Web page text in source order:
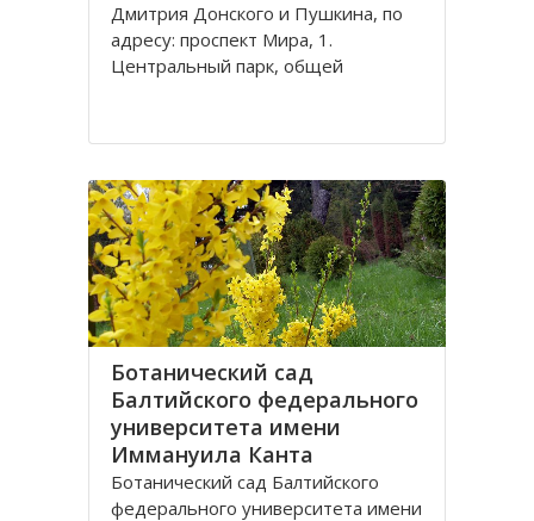
Дмитрия Донского и Пушкина, по
адресу: проспект Мира, 1.
Центральный парк, общей
прусского королевства парка
альтштадского кладбища
Ботанический сад
Балтийского федерального
университета имени
Иммануила Канта
Ботанический сад Балтийского
федерального университета имени